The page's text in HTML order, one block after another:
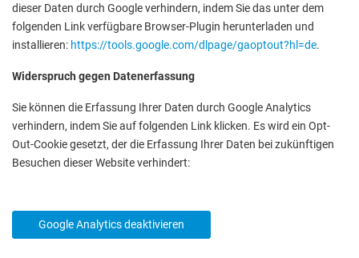
dieser Daten durch Google verhindern, indem Sie das unter dem
folgenden Link verfügbare Browser-Plugin herunterladen und
installieren: https://tools.google.com/dlpage/gaoptout?hl=de.
Widerspruch gegen Datenerfassung
Sie können die Erfassung Ihrer Daten durch Google Analytics
verhindern, indem Sie auf folgenden Link klicken. Es wird ein Opt-
Out-Cookie gesetzt, der die Erfassung Ihrer Daten bei zukünftigen
Besuchen dieser Website verhindert:
Google Analytics deaktivieren